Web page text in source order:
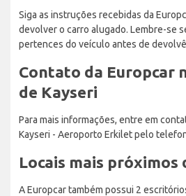
Siga as instruções recebidas da
devolver o carro alugado. Lembre-se
pertences do veículo antes de
Contato da Europcar
de Kayseri
Para mais informações, entre em
Kayseri - Aeroporto Erkilet pelo
Locais mais próximos
A Europcar também possui 2